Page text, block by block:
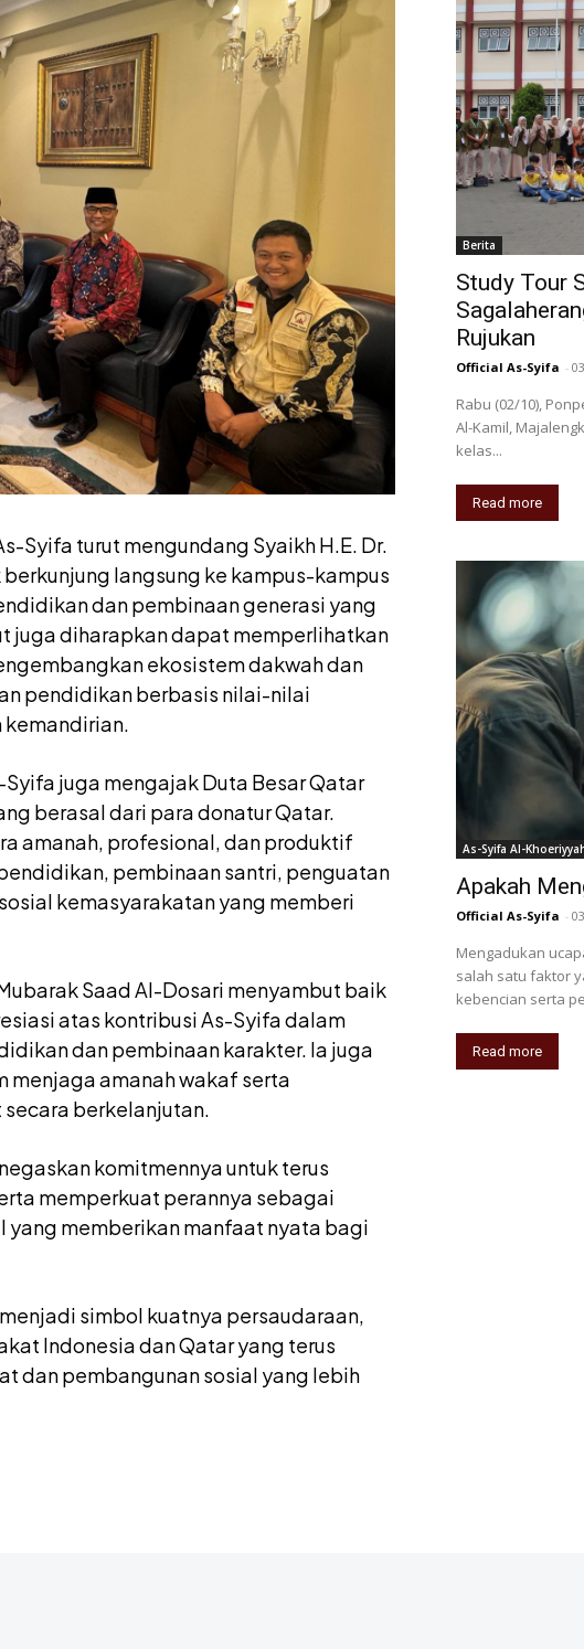
Syifa turut mengundang Syaikh H.E. Dr.
langsung ke kampus-kampus
dan pembinaan generasi yang
juga diharapkan dapat memperlihatkan
ekosistem dakwah dan
pendidikan berbasis nilai-nilai
kemandirian.
juga mengajak Duta Besar Qatar
berasal dari para donatur Qatar.
amanah, profesional, dan produktif
pembinaan santri, penguatan
kemasyarakatan yang memberi
Saad Al-Dosari menyambut baik
atas kontribusi As-Syifa dalam
dan pembinaan karakter. Ia juga
menjaga amanah wakaf serta
berkelanjutan.
komitmennya untuk terus
memperkuat perannya sebagai
memberikan manfaat nyata bagi
simbol kuatnya persaudaraan,
Indonesia dan Qatar yang terus
dan pembangunan sosial yang lebih
Berita
Study Tour
Rujukan
Official As-Syifa -
Rabu (02/10),
Al-Kamil,
kelas...
Read more
As-Syifa Al-
Apakah
Official As-Syifa -
Mengadukan
salah satu faktor
kebencian serta
Read more